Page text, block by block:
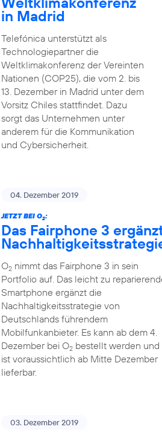
in Madrid
Telefónica unterstützt als
Technologiepartner die
Weltklimakonferenz der Vereinten
Nationen (COP25), die vom 2. bis
13. Dezember in Madrid unter dem
Vorsitz Chiles stattfindet. Dazu
sorgt das Unternehmen unter
anderem für die Kommunikation
und Cybersicherheit.
04. Dezember 2019
JETZT BEI O2:
Das Fairphone 3
O2nimmt das Fairphone 3 in sein
Portfolio auf. Das leicht zu
Smartphone ergänzt die
Nachhaltigkeitsstrategie von
Deutschlands führendem
Mobilfunkanbieter. Es kann ab dem 4.
Dezember bei O2bestellt werden und
ist voraussichtlich ab Mitte Dezember
lieferbar.
03. Dezember 2019